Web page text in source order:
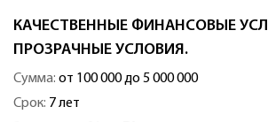
КАЧЕСТВЕННЫЕ ФИНАНСОВЫЕ
ПРОЗРАЧНЫЕ УСЛОВИЯ.
Сумма: от 100 000 до 5 000 000
Срок: 7 лет